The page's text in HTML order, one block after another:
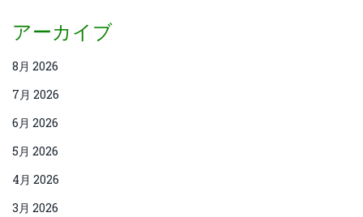
アーカイブ
8月 2026
7月 2026
6月 2026
5月 2026
4月 2026
3月 2026